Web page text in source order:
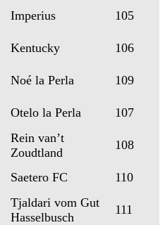
Imperius
105
Kentucky
106
Noé la Perla
109
Otelo la Perla
107
Rein van’t
Zoudtland
108
Saetero FC
110
Tjaldari vom Gut
Hasselbusch
111